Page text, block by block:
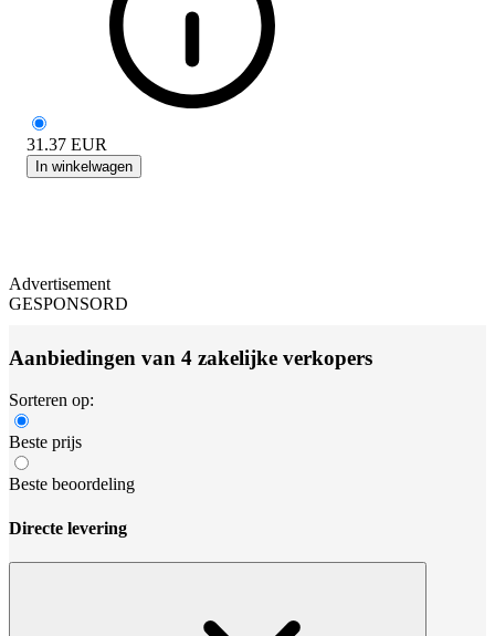
31.37 EUR
In winkelwagen
Advertisement
GESPONSORD
Aanbiedingen van 4 zakelijke verkopers
Sorteren op:
Beste prijs
Beste beoordeling
Directe levering